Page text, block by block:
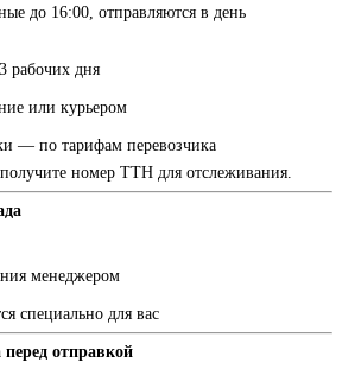
до 16:00, отправляются в день
рабочих дня
или курьером
— по тарифам перевозчика
номер ТТН для отслеживания.
менеджером
специально для вас
перед отправкой